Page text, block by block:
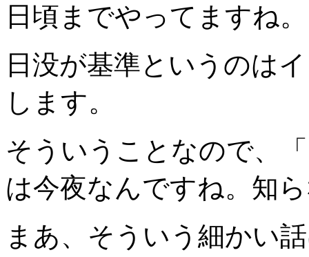
日頃までやってますね。
日没が基準というのは
します。
そういうことなので、
は今夜なんですね。知
まあ、そういう細かい